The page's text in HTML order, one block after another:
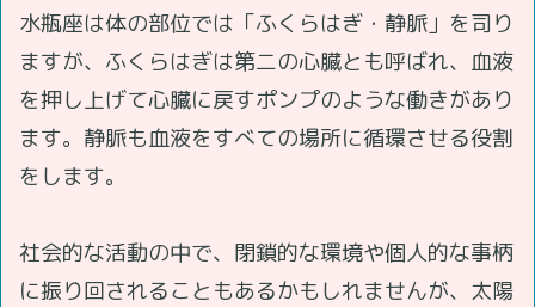
水瓶座は体の部位では「ふくらはぎ・静脈」を司り
ますが、ふくらはぎは第二の心臓とも呼ばれ、血液
を押し上げて心臓に戻すポンプのような働きがあり
ます。静脈も血液をすべての場所に循環させる役割
をします。
社会的な活動の中で、閉鎖的な環境や個人的な事柄
に振り回されることもあるかもしれませんが、太陽